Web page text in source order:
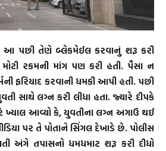
આ પછી તેણે બ્લેકમેઈલ કરવાનું શરૂ કરી
રકમની માંગ પણ કરી હતી. પૈસા ન
ફરિયાદ કરવાની ધમકી આપી હતી. પછી
સાથે લગ્ન કરી લીધા હતા. જ્યારે દીપકે
ખ્યાલ આવ્યો કે, યુવતીના લગ્ન અગાઉ થઈ
પર તે પોતાને સિંગલ દેખાડે છે. પોલીસ
અંગે તપાસનો ધમધમાટ શરૂ કરી દીધો